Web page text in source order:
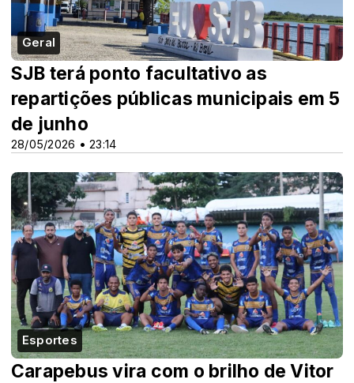
Geral
28/05/2026 • 23:14
SJB terá ponto facultativo as
repartições públicas municipais em 5
de junho
Esportes
Carapebus vira com o brilho de Vitor